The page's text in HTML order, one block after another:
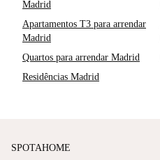
Madrid
Apartamentos T3 para arrendar
Madrid
Quartos para arrendar Madrid
Residências Madrid
SPOTAHOME